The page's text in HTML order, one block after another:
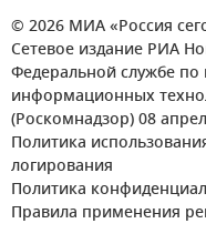
© 2026 МИА «Россия
Сетевое издание РИА
Федеральной службе по
информационных
(Роскомнадзор) 08
Политика
логирования
Политика
Правила применения